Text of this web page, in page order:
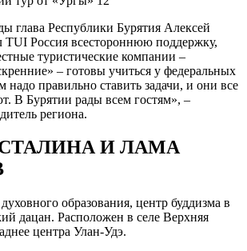
глава Республики Бурятия Алексей
Россия всестороннюю поддержку,
туристические компании –
– готовы учиться у федеральных
надо правильно ставить задачи, и они все
В Бурятии рады всем гостям», –
региона.
И ЛАМА
образования, центр буддизма в
дацан. Расположен в селе Верхняя
центра Улан-Удэ.